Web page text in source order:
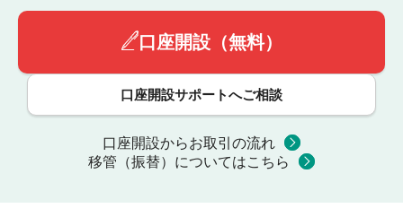
口座開設（無料）
口座開設サポートへご相談
口座開設からお取引の流れ
移管（振替）についてはこちら